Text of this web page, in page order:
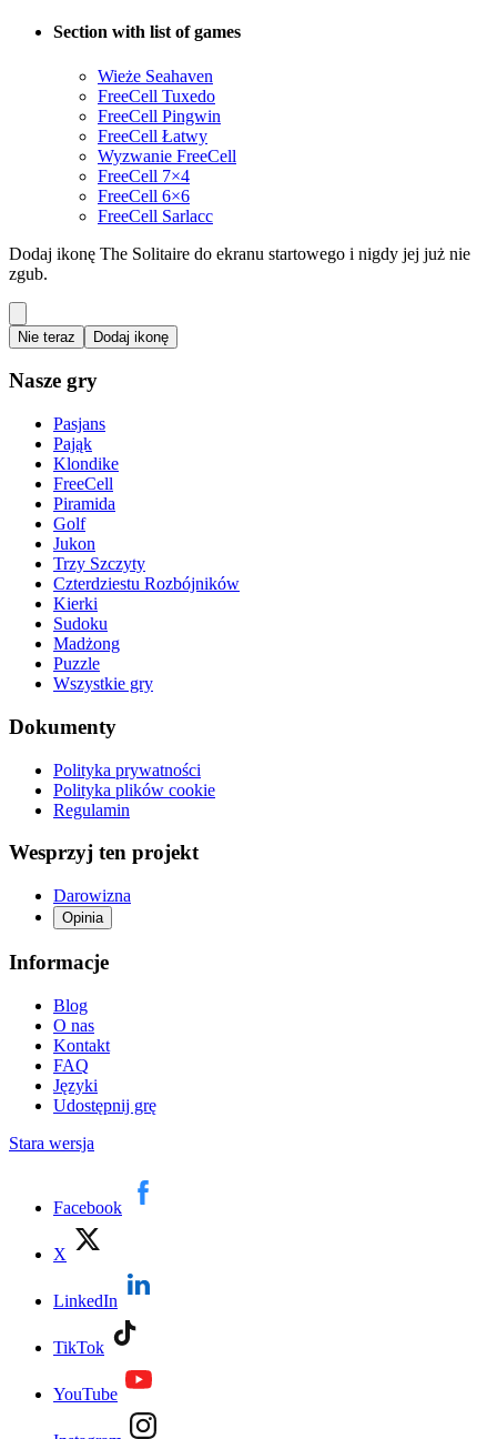
Section with list of games
Wieże Seahaven
FreeCell Tuxedo
FreeCell Pingwin
FreeCell Łatwy
Wyzwanie FreeCell
FreeCell 7×4
FreeCell 6×6
FreeCell Sarlacc
Dodaj ikonę The Solitaire do ekranu startowego i nigdy jej już nie
zgub.
Nie teraz Dodaj ikonę
Nasze gry
Pasjans
Pająk
Klondike
FreeCell
Piramida
Golf
Jukon
Trzy Szczyty
Czterdziestu Rozbójników
Kierki
Sudoku
Madżong
Puzzle
Wszystkie gry
Dokumenty
Polityka prywatności
Polityka plików cookie
Regulamin
Wesprzyj ten projekt
Darowizna
Opinia
Informacje
Blog
O nas
Kontakt
FAQ
Języki
Udostępnij grę
Stara wersja
Facebook
X
LinkedIn
TikTok
YouTube